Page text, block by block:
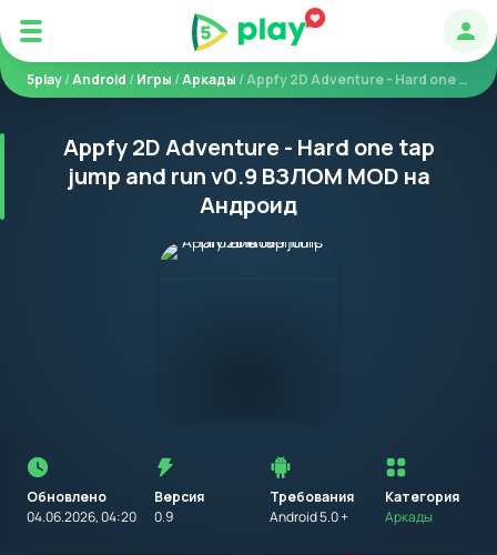
5play/Android /Игры /Аркады / Appfy 2D Adventure - Hard one tap jump and run
Appfy 2D Adventure - Hard one tap
jump and run v0.9 ВЗЛОМ MOD на
Андроид
Обновлено
04.06.2026, 04:20
Версия
0.9
Требования
Android 5.0 +
установкой
приложения
на
устройство
с
Категория
Аркады